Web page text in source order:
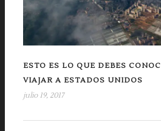
ESTO ES LO QUE DEBES
VIAJAR A ESTADOS UNIDOS
julio 19, 2017